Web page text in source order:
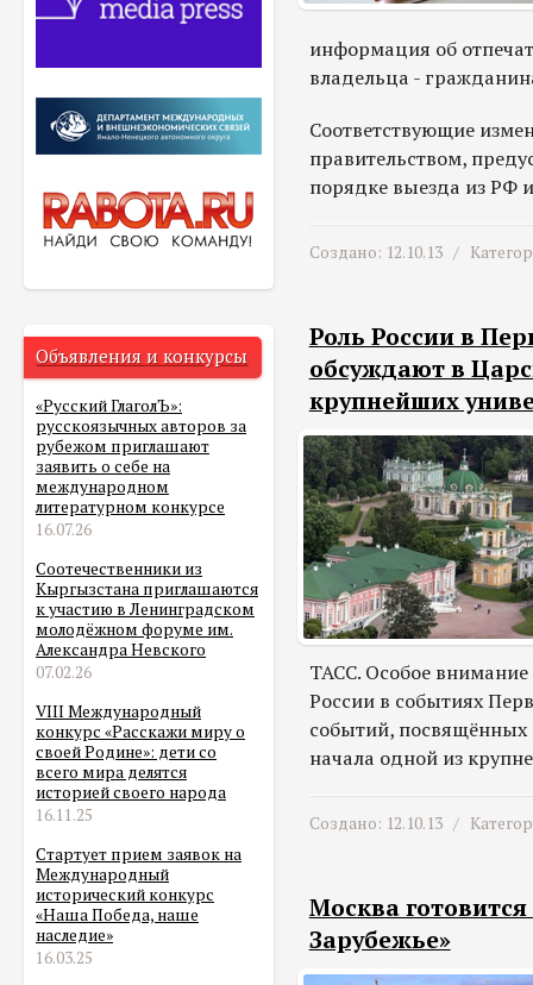
Объявления и конкурсы
«Русский ГлаголЪ»:
русскоязычных авторов за
рубежом приглашают
заявить о себе на
международном
литературном конкурсе
16.07.26
Соотечественники из
Кыргызстана приглашаются
к участию в Ленинградском
молодёжном форуме им.
Александра Невского
07.02.26
VIII Международный
конкурс «Расскажи миру о
своей Родине»: дети со
всего мира делятся
историей своего народа
16.11.25
Стартует прием заявок на
Международный
исторический конкурс
«Наша Победа, наше
наследие»
16.03.25
информация об
владельца -
Соответствующие
правительством,
порядке выезда из РФ
Создано: 12.10.13 /
Роль России в
обсуждают в
крупнейших
ТАСС. Особое
России в событиях
событий,
начала одной из
Создано: 12.10.13 /
Москва готовится
Зарубежье»